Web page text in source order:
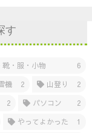
す
靴・服・小物
6
機 2 山登り
2
2 パソコン
2
やってよかった 1